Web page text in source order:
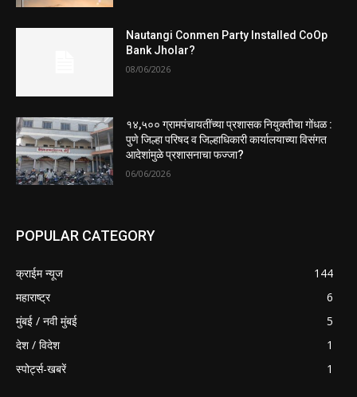
Nautangi Conmen Party Installed CoOp
Bank Jholar?
08/06/2026
१४,५०० ग्रामपंचायतींच्या प्रशासक नियुक्तीचा गोंधळ :
पुणे जिल्हा परिषद व जिल्हाधिकारी कार्यालयाच्या विसंगत
आदेशांमुळे प्रशासनाचा फज्जा?
06/06/2026
POPULAR CATEGORY
क्राईम न्यूज
144
महाराष्ट्र
6
मुंबई / नवी मुंबई
5
देश / विदेश
1
स्पोर्ट्स-खबरें
1